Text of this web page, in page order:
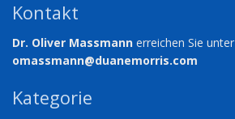
Kontakt
Dr. Oliver Massmann erreichen Sie unter
omassmann@duanemorris.com
Kategorie